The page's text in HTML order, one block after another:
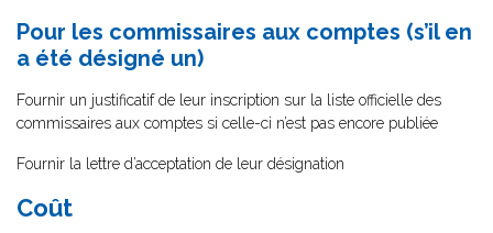
Pour les commissaires aux comptes (s’il en
a été désigné un)
Fournir un justificatif de leur inscription sur la liste officielle des
commissaires aux comptes si celle-ci n’est pas encore publiée
Fournir la lettre d’acceptation de leur désignation
Coût